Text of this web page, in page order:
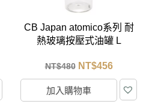
CB Japan atomico系列 耐
熱玻璃按壓式油罐 L
NT$480 NT$456
加入購物車